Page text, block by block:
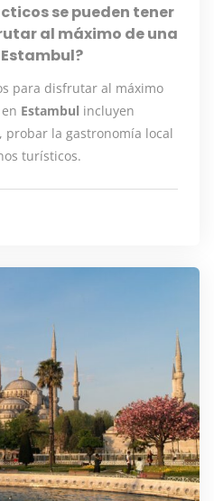
se pueden tener
al máximo de una
para disfrutar al máximo
Estambul incluyen
probar la gastronomía local
turísticos.